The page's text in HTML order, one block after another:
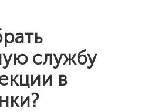
службу
в